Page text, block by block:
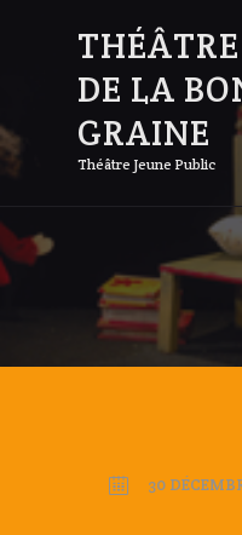
DE LA
GRAINE
Théâtre Jeune Public
30